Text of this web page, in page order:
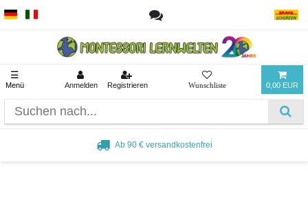
☰
Menü Anmelden Registrieren 0,00 EUR
Ab 90 € versandkostenfrei